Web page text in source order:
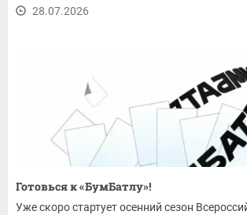
28.07.2026
Готовься к «БумБатлу»!
Уже скоро стартует осенний сезон